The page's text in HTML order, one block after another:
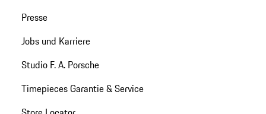
Presse
Jobs und Karriere
Studio F. A. Porsche
Timepieces Garantie & Service